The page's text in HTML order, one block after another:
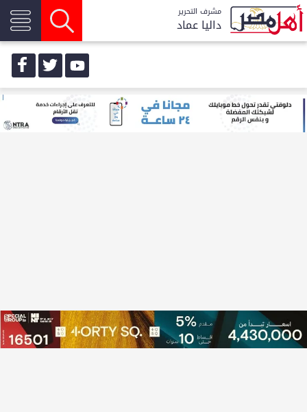
مشرف التحرير
داليا عماد